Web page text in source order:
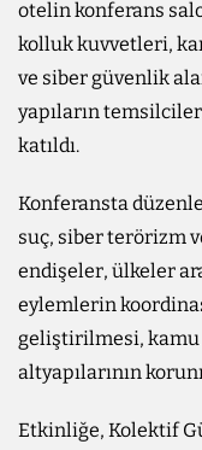
otelin konferans
kolluk kuvvetleri,
ve siber güvenlik
yapıların
katıldı.
Konferansta
suç, siber terörizm
endişeler, ülkeler
eylemlerin
geliştirilmesi,
altyapılarının
Etkinliğe, Kolektif